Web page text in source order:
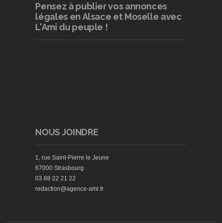
Pensez à publiervos annonces
légales en Alsace et Moselle avec
L'Ami du peuple !
NOUS JOINDRE
1, rue Saint-Pierre le Jeune
67000 Strasbourg
03 88 22 21 22
redaction@agence-ami.fr